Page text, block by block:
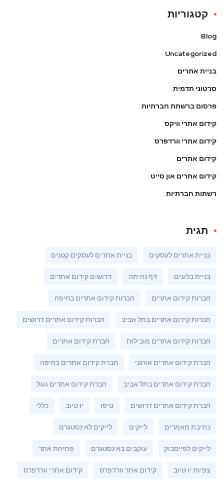
קטגוריות
Blog
Uncategorized
בניית אתרים
סרטוני תדמית
פרסום ברשתת חברתיות
קידום אתרי וויקס
קידום אתרי וורדפרס
קידום אתרים
קידום אתרים און סייט
רשתות חברתיות
תגית
בניית אתרים לעסקים בניית אתרים לעסקים קטנים
בניית בלוגים דף נחיתה דרושים קידום אתרים
חברות קידום אתרים חברות קידום אתרים בחיפה
חברות קידום אתרים בתל אביב חברות קידום אתרים דרושים
חברות קידום אתרים מובילות חברת קידום אתרים
חברת קידום אתרים אורגני חברת קידום אתרים בחיפה
חברת קידום אתרים בתל אביב חברת קידום אתרים גוגל
חברת קידום אתרים דרושים טיפו יו טיוב כללי
כתיבת מאמרים לייקים לייקים לאינסטגרם
לייקים לפייסבוק עוקבים באינסטגרם פתיחת אתר
צפיות יו טיוב קידום אתר וורדפרס קידום אתרי וורדפרס